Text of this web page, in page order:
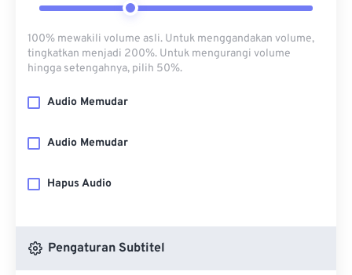
100% mewakili volume asli. Untuk menggandakan volume,
tingkatkan menjadi 200%. Untuk mengurangi volume
hingga setengahnya, pilih 50%.
Audio Memudar
Audio Memudar
Hapus Audio
Pengaturan Subtitel